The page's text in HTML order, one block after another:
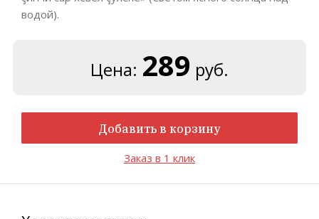
водой).
Цена: 289 руб.
Добавить в корзину
Заказ в 1 клик